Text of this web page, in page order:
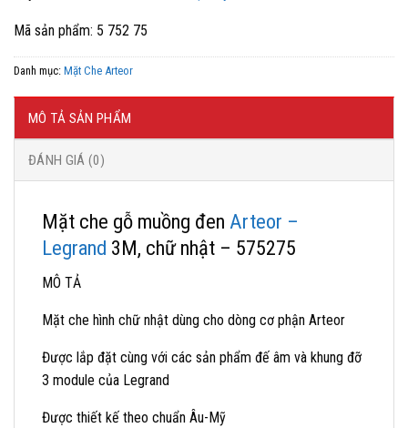
Mã sản phẩm: 5 752 75
Danh mục: Mặt Che Arteor
MÔ TẢ SẢN PHẨM
ĐÁNH GIÁ (0)
Mặt che gỗ muồng đen Arteor –
Legrand 3M, chữ nhật – 575275
MÔ TẢ
Mặt che hình chữ nhật dùng cho dòng cơ phận Arteor
Được lắp đặt cùng với các sản phẩm đế âm và khung đỡ
3 module của Legrand
Được thiết kế theo chuẩn Âu-Mỹ